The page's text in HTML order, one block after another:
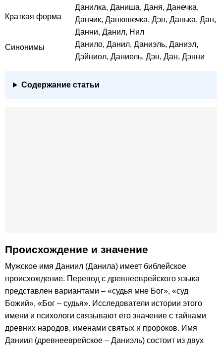
Краткая форма
Данилка, Даниша, Даня, Данечка,
Данчик, Данюшечка, Дэн, Данька, Дан,
Данни, Данил, Нил
Синонимы
Данило, Данил, Даниэль, Даниэл,
Дэйниол, Даниель, Дэн, Дан, Дэнни
Содержание статьи
Происхождение и значение
Мужское имя Даниил (Данила) имеет библейское
происхождение. Перевод с древнееврейского языка
представлен вариантами – «судья мне Бог», «суд
Божий», «Бог – судья». Исследователи истории этого
имени и психологи связывают его значение с тайнами
древних народов, именами святых и пророков. Имя
Даниил (древнееврейское – Даниэль) состоит из двух